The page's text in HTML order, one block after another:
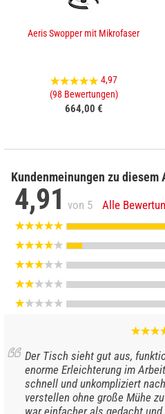
Aeris Swopper mit Mikrofaser
4,97
(98 Bewertungen)
664,00 €
Kundenmeinungen zu diesem
4,91 von 5
Alle
Der Tisch sieht gut aus,
enorme Erleichterung im
schnell und unkompliziert
verstellen ohne große Mühe